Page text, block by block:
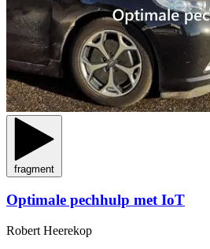
fragment
Optimale pechhulp met IoT
Robert Heerekop